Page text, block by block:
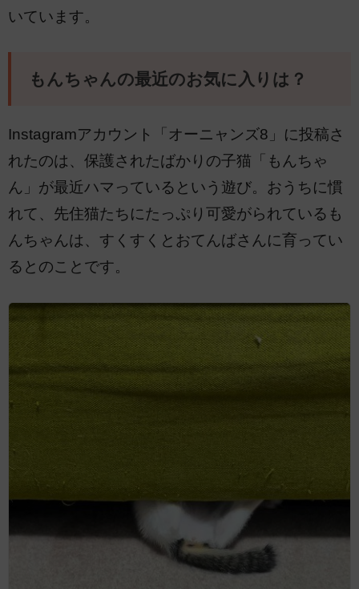
いています。
もんちゃんの最近のお気に入りは？
Instagramアカウント「オーニャンズ8」に投稿さ
れたのは、保護されたばかりの子猫「もんちゃ
ん」が最近ハマっているという遊び。おうちに慣
れて、先住猫たちにたっぷり可愛がられているも
んちゃんは、すくすくとおてんばさんに育ってい
るとのことです。